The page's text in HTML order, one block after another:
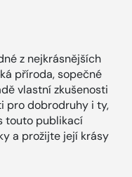
z nejkrásnějších
příroda, sopečné
vlastní zkušenosti
pro dobrodruhy i ty,
touto publikací
a prožijte její krásy